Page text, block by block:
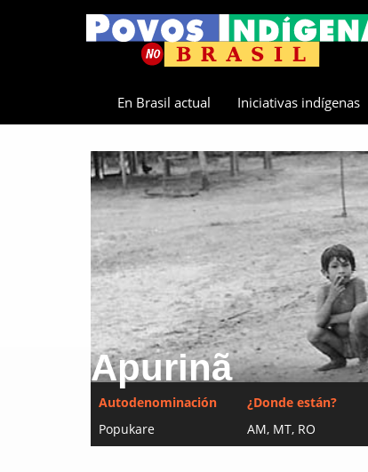
En Brasil actual Iniciativas indígenas
Apurinã
Autodenominación
Popukare
¿Donde están?
AM, MT, RO